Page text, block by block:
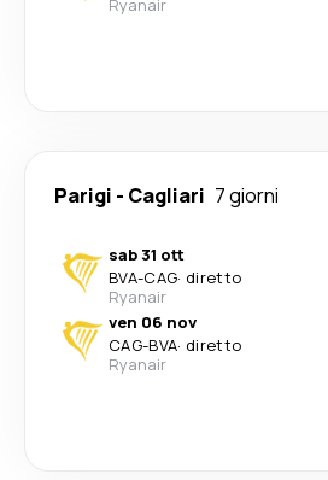
Ryanair
Parigi - Cagliari 7 giorni
sab 31 ott
BVA-CAG· diretto
Ryanair
ven 06 nov
CAG-BVA· diretto
Ryanair